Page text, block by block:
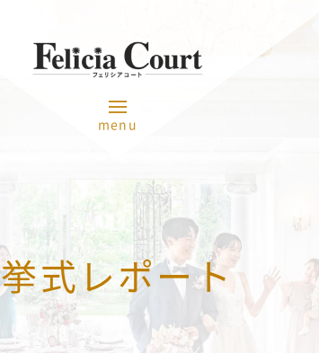
menu
挙式レポート